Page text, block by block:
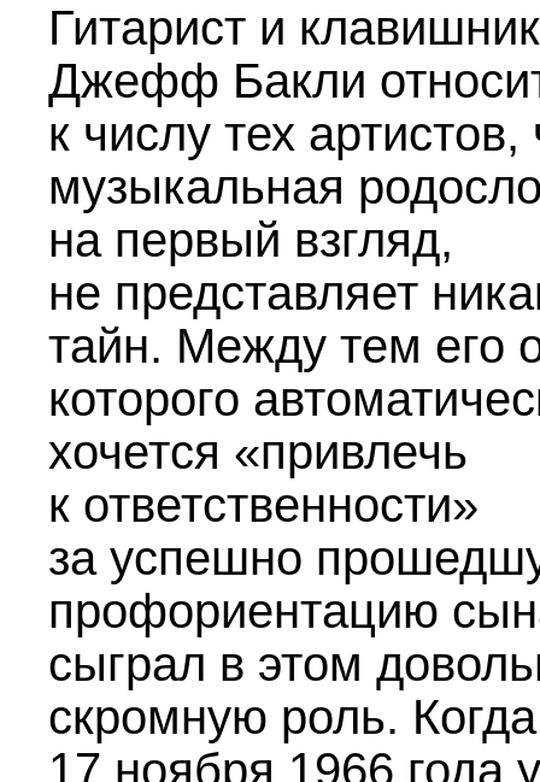
Гитарист и клавишник
Джефф Бакли
к числу тех артистов,
музыкальная
на первый взгляд,
не представляет
тайн. Между тем его
которого
хочется «привлечь
к ответственности»
за успешно
профориентацию
сыграл в этом
скромную роль. Когда
17 ноября 1966 года